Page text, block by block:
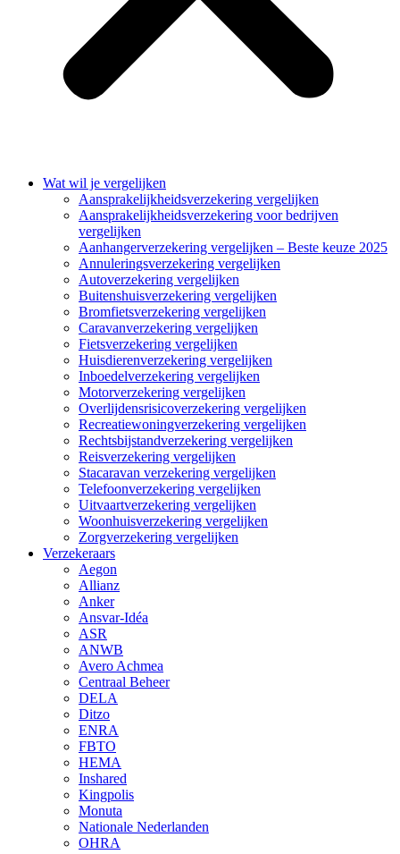
Wat wil je vergelijken
Aansprakelijkheidsverzekering vergelijken
Aansprakelijkheidsverzekering voor bedrijven
vergelijken
Aanhangerverzekering vergelijken – Beste keuze 2025
Annuleringsverzekering vergelijken
Autoverzekering vergelijken
Buitenshuisverzekering vergelijken
Bromfietsverzekering vergelijken
Caravanverzekering vergelijken
Fietsverzekering vergelijken
Huisdierenverzekering vergelijken
Inboedelverzekering vergelijken
Motorverzekering vergelijken
Overlijdensrisicoverzekering vergelijken
Recreatiewoningverzekering vergelijken
Rechtsbijstandverzekering vergelijken
Reisverzekering vergelijken
Stacaravan verzekering vergelijken
Telefoonverzekering vergelijken
Uitvaartverzekering vergelijken
Woonhuisverzekering vergelijken
Zorgverzekering vergelijken
Verzekeraars
Aegon
Allianz
Anker
Ansvar-Idéa
ASR
ANWB
Avero Achmea
Centraal Beheer
DELA
Ditzo
ENRA
FBTO
HEMA
Inshared
Kingpolis
Monuta
Nationale Nederlanden
OHRA